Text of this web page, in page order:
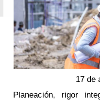
17 de
Planeación, rigor